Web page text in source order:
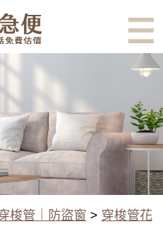
音問
線
梭管｜防盜窗 > 穿梭管花